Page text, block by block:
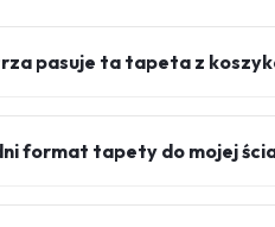
pasuje ta tapeta z
format tapety do mojej